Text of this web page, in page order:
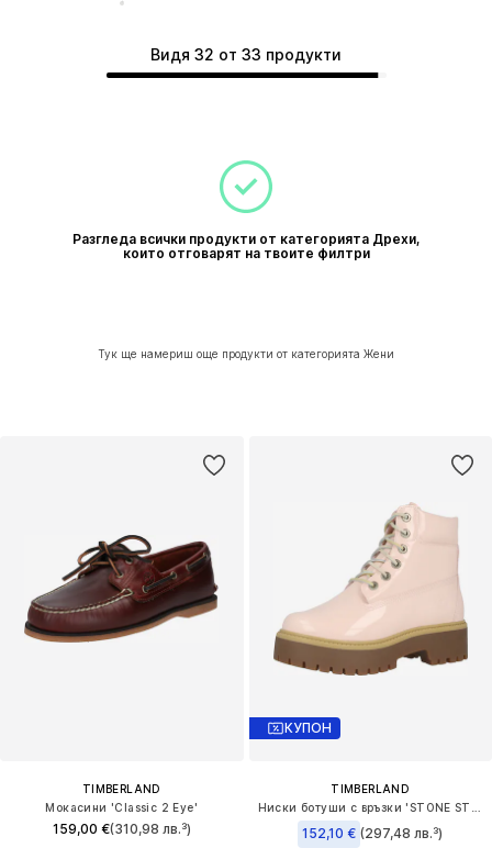
Видя 32 от 33 продукти
Разгледа всички продукти от категорията Дрехи,
които отговарят на твоите филтри
Тук ще намериш още продукти от категорията Жени
TIMBERLAND
Мокасини 'Classic 2 Eye'
159,00 €(310,98 лв.³)
КУПОН
TIMBERLAND
152,10 € (297,48 лв.³)